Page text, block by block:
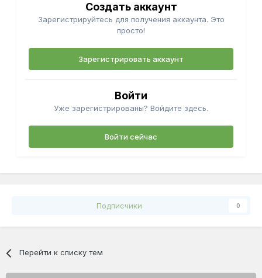
Создать аккаунт
Зарегистрируйтесь для получения аккаунта. Это
просто!
Зарегистрировать аккаунт
Войти
Уже зарегистрированы? Войдите здесь.
Войти сейчас
Подписчики 0
Перейти к списку тем